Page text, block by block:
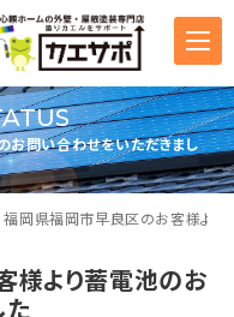
お問い合わせをいただきまし
福岡県福岡市早良区のお客様より
様より蓄電池のお
た